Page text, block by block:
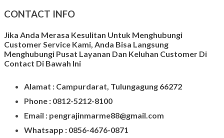
CONTACT INFO
Jika Anda Merasa Kesulitan Untuk Menghubungi
Customer Service Kami, Anda Bisa Langsung
Menghubungi Pusat Layanan Dan Keluhan Customer Di
Contact Di Bawah Ini
Alamat : Campurdarat, Tulungagung 66272
Phone : 0812-5212-8100
Email : pengrajinmarme88@gmail.com
Whatsapp : 0856-4676-0871